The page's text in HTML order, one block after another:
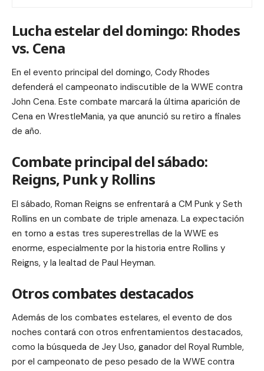
Lucha estelar del domingo: Rhodes
vs. Cena
En el evento principal del domingo, Cody Rhodes
defenderá el campeonato indiscutible de la WWE contra
John Cena. Este combate marcará la última aparición de
Cena en WrestleMania, ya que anunció su retiro a finales
de año.
Combate principal del sábado:
Reigns, Punk y Rollins
El sábado, Roman Reigns se enfrentará a CM Punk y Seth
Rollins en un combate de triple amenaza. La expectación
en torno a estas tres superestrellas de la WWE es
enorme, especialmente por la historia entre Rollins y
Reigns, y la lealtad de Paul Heyman.
Otros combates destacados
Además de los combates estelares, el evento de dos
noches contará con otros enfrentamientos destacados,
como la búsqueda de Jey Uso, ganador del Royal Rumble,
por el campeonato de peso pesado de la WWE contra